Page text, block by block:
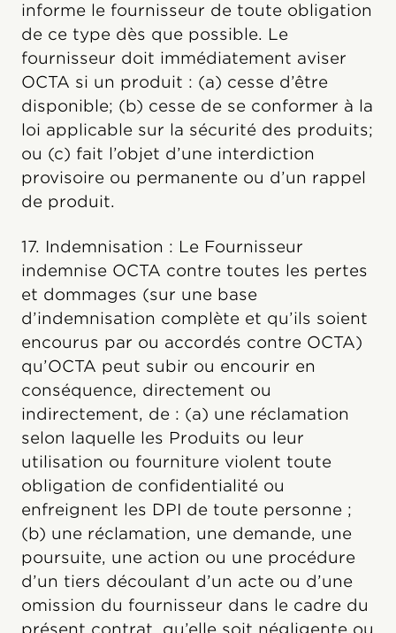
informe le fournisseur de toute obligation
de ce type dès que possible. Le
fournisseur doit immédiatement aviser
OCTA si un produit : (a) cesse d’être
disponible; (b) cesse de se conformer à la
loi applicable sur la sécurité des produits;
ou (c) fait l’objet d’une interdiction
provisoire ou permanente ou d’un rappel
de produit.
17. Indemnisation : Le Fournisseur
indemnise OCTA contre toutes les pertes
et dommages (sur une base
d’indemnisation complète et qu’ils soient
encourus par ou accordés contre OCTA)
qu’OCTA peut subir ou encourir en
conséquence, directement ou
indirectement, de : (a) une réclamation
selon laquelle les Produits ou leur
utilisation ou fourniture violent toute
obligation de confidentialité ou
enfreignent les DPI de toute personne ;
(b) une réclamation, une demande, une
poursuite, une action ou une procédure
d’un tiers découlant d’un acte ou d’une
omission du fournisseur dans le cadre du
présent contrat, qu’elle soit négligente ou